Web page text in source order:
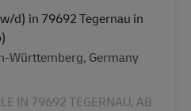
d) in 79692 Tegernau in
Württemberg, Germany
IN 79692 TEGERNAU, AB